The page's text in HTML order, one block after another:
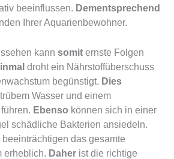
beeinflussen. Dementsprechend
Ihrer Aquarienbewohner.
kann somit ernste Folgen
droht ein Nährstoffüberschuss
begünstigt. Dies
Wasser und einem
Ebenso können sich in einer
schädliche Bakterien ansiedeln.
beeinträchtigen das gesamte
erheblich. Daher ist die richtige